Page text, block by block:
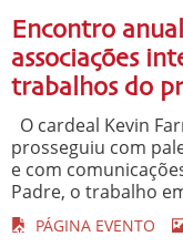
Encontro
associações
trabalhos do
O cardeal Kevin
prosseguiu com
e com
Padre, o trabalho
PÁGINA EVENTO